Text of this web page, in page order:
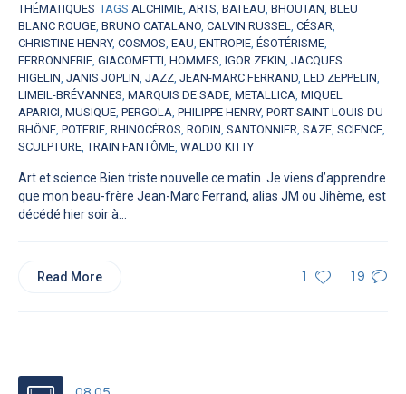
THÉMATIQUES TAGS ALCHIMIE, ARTS, BATEAU, BHOUTAN, BLEU
BLANC ROUGE, BRUNO CATALANO, CALVIN RUSSEL, CÉSAR,
CHRISTINE HENRY, COSMOS, EAU, ENTROPIE, ÉSOTÉRISME,
FERRONNERIE, GIACOMETTI, HOMMES, IGOR ZEKIN, JACQUES
HIGELIN, JANIS JOPLIN, JAZZ, JEAN-MARC FERRAND, LED ZEPPELIN,
LIMEIL-BRÉVANNES, MARQUIS DE SADE, METALLICA, MIQUEL
APARICI, MUSIQUE, PERGOLA, PHILIPPE HENRY, PORT SAINT-LOUIS DU
RHÔNE, POTERIE, RHINOCÉROS, RODIN, SANTONNIER, SAZE, SCIENCE,
SCULPTURE,TRAIN FANTÔME, WALDO KITTY
Art et science Bien triste nouvelle ce matin. Je viens d’apprendre
que mon beau-frère Jean-Marc Ferrand, alias JM ou Jihème, est
décédé hier soir à...
1 19
Read More